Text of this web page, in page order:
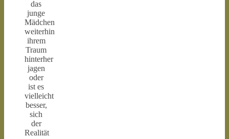
das
junge
Mädchen
weiterhin
ihrem
Traum
hinterher
jagen
oder
ist es
vielleicht
besser,
sich
der
Realität